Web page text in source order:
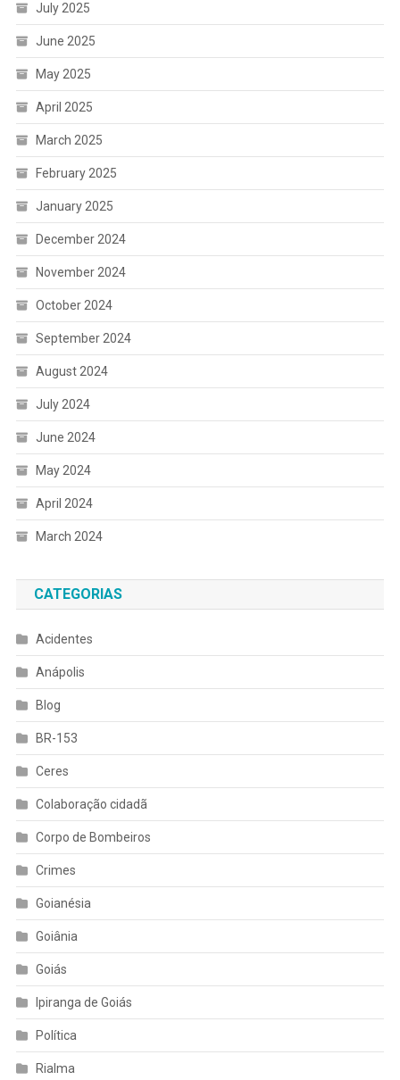
July 2025
June 2025
May 2025
April 2025
March 2025
February 2025
January 2025
December 2024
November 2024
October 2024
September 2024
August 2024
July 2024
June 2024
May 2024
April 2024
March 2024
CATEGORIAS
Acidentes
Anápolis
Blog
BR-153
Ceres
Colaboração cidadã
Corpo de Bombeiros
Crimes
Goianésia
Goiânia
Goiás
Ipiranga de Goiás
Política
Rialma